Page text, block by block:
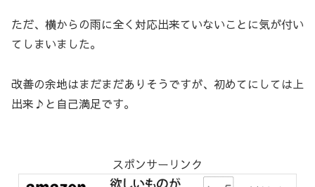
ただ、横からの雨に全く対応出来ていないことに気が付い
てしまいました。
改善の余地はまだまだありそうですが、初めてにしては上
出来♪と自己満足です。
スポンサーリンク